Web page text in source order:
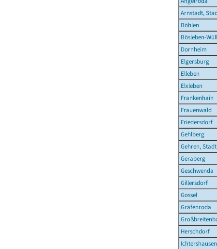
Arnstadt,
Böhlen
Bösleben-
Dornheim
Elgersburg
Elleben
Elxleben
Frankenhain
Frauenwald
Friedersdorf
Gehlberg
Gehren, Stadt
Geraberg
Geschwenda
Gillersdorf
Gossel
Gräfenroda
Herschdorf
Ichtershausen